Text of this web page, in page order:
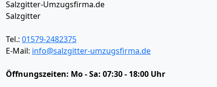
Salzgitter-Umzugsfirma.de
Salzgitter
Tel.: 01579-2482375
E-Mail: info@salzgitter-umzugsfirma.de
Öffnungszeiten: Mo - Sa: 07:30 - 18:00 Uhr